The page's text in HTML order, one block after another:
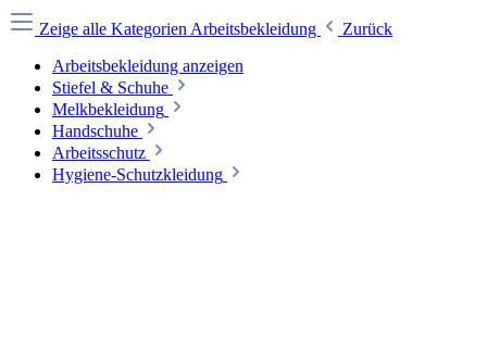
Zeige alle Kategorien Arbeitsbekleidung
Zurück
Arbeitsbekleidung anzeigen
Stiefel & Schuhe
Melkbekleidung
Handschuhe
Arbeitsschutz
Hygiene-Schutzkleidung